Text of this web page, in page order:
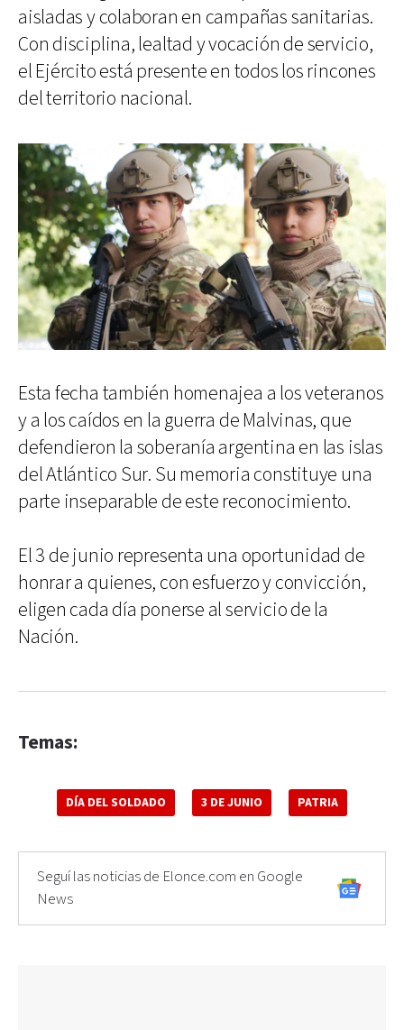
aisladas y colaboran en campañas sanitarias.
Con disciplina, lealtad y vocación de servicio,
el Ejército está presente en todos los rincones
del territorio nacional.
Esta fecha también homenajea a los veteranos
y a los caídos en la guerra de Malvinas, que
defendieron la soberanía argentina en las islas
del Atlántico Sur. Su memoria constituye una
parte inseparable de este reconocimiento.
El 3 de junio representa una oportunidad de
honrar a quienes, con esfuerzo y convicción,
eligen cada día ponerse al servicio de la
Nación.
Temas:
DÍA DEL SOLDADO 3 DE JUNIO PATRIA
Seguí las noticias de Elonce.com en Google
News